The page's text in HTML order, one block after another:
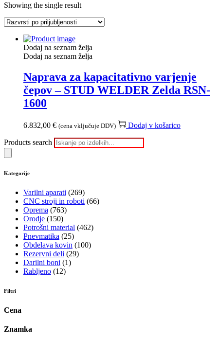
Showing the single result
Dodaj na seznam želja
Dodaj na seznam želja
Naprava za kapacitativno varjenje
čepov – STUD WELDER Zelda RSN-
1600
6.832,00 € (cena vključuje DDV) Dodaj v košarico
Products search
Kategorije
Varilni aparati (269)
CNC stroji in roboti (66)
Oprema (763)
Orodje (150)
Potrošni material (462)
Pnevmatika (25)
Obdelava kovin (100)
Rezervni deli (29)
Darilni boni (1)
Rabljeno (12)
Filtri
Cena
Znamka